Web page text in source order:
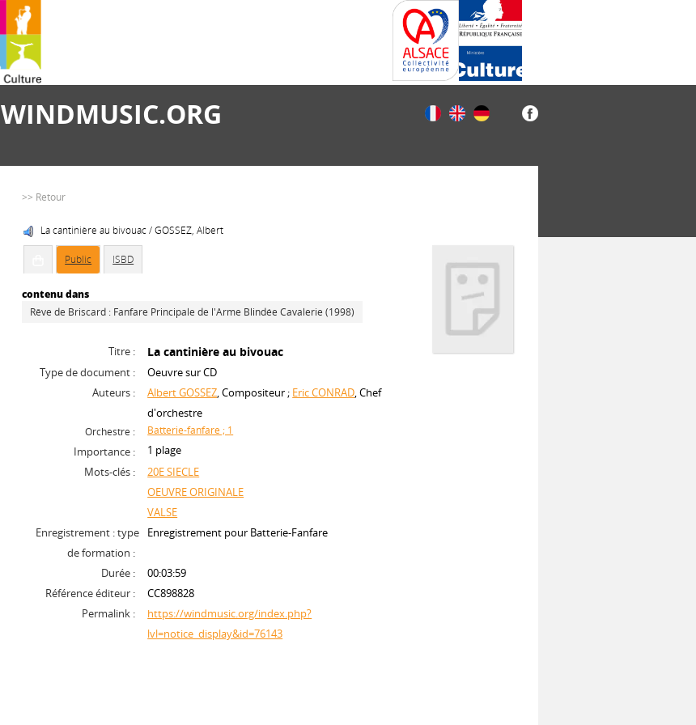
WINDMUSIC.ORG
>> Retour
La cantinière au bivouac / GOSSEZ, Albert
Public ISBD
contenu dans
Rêve de Briscard : Fanfare Principale de l'Arme Blindée Cavalerie (1998)
Titre : La cantinière au bivouac
Type de document :
Oeuvre sur CD
Auteurs :
Albert GOSSEZ, Compositeur ; Eric CONRAD, Chef
d'orchestre
Orchestre : Batterie-fanfare ; 1
Importance :
1 plage
Mots-clés :
20E SIECLE
OEUVRE ORIGINALE
VALSE
Enregistrement : type
de formation :
Enregistrement pour Batterie-Fanfare
Durée :
00:03:59
Référence éditeur :
CC898828
Permalink :
https://windmusic.org/index.php?
lvl=notice_display&id=76143